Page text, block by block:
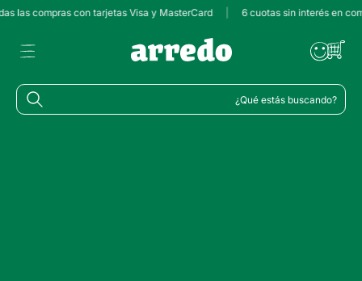
las compras con tarjetas Visa y MasterCard 6 cuotas sin interés en
¿Qué estás buscando?